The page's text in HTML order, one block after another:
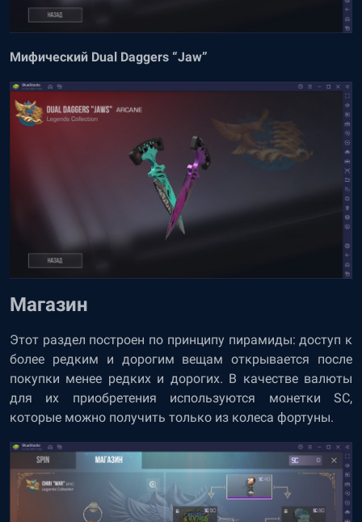
Мифический Dual Daggers “Jaw”
Магазин
Этот раздел построен по принципу пирамиды: доступ к
более редким и дорогим вещам открывается после
покупки менее редких и дорогих. В качестве валюты
для их приобретения используются монетки SC,
которые можно получить только из колеса фортуны.